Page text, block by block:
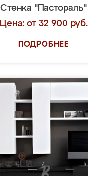
Стенка "Пастораль"
Цена: от 32 900 руб.
ПОДРОБНЕЕ